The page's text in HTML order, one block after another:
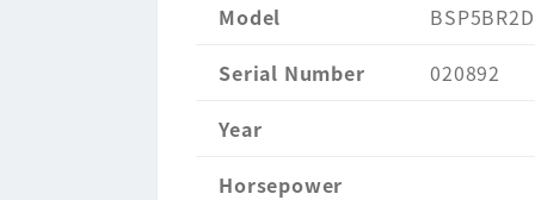
Model
BSP5BR2D
Serial Number
020892
Year
Horsepower